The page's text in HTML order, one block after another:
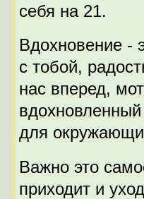
себя на 21.
Вдохновение -
с тобой,
нас вперед,
для
Важно это
приходит и